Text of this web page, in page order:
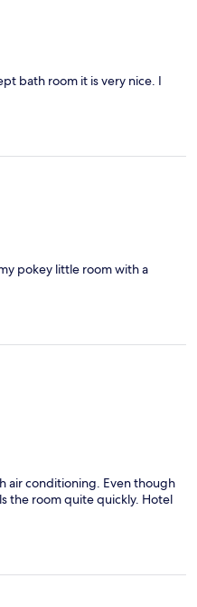
bath room it is very nice. I
pokey little room with a
air conditioning. Even though
the room quite quickly. Hotel